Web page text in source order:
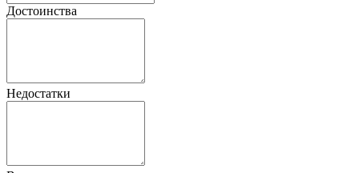
Достоинства
Недостатки